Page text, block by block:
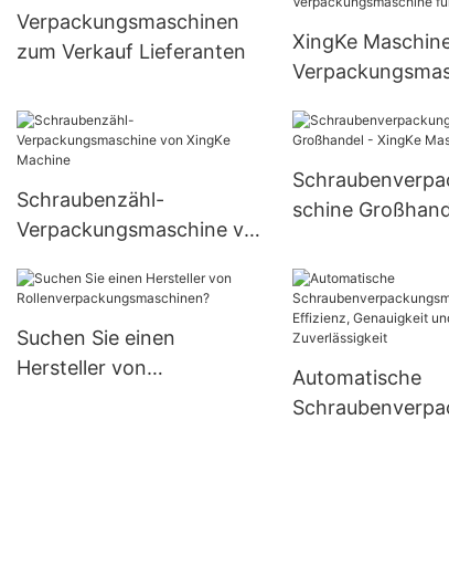
Verpackungsmaschinen
zum Verkauf Lieferanten
XingKe
Schraubenzähl-
Verpackungsmaschine von
schine
Suchen Sie einen
Hersteller von
Automatische